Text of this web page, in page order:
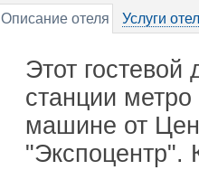
Описание отеля Услуги
Этот гостевой
станции
машине от
"Экспоцентр".